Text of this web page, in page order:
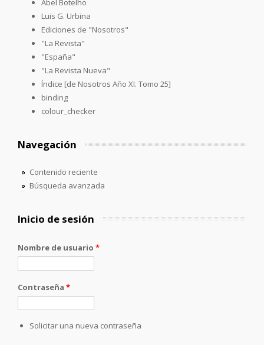
Luis G. Urbina
Ediciones de "Nosotros"
"La Revista"
"España"
"La Revista Nueva"
Índice [de Nosotros Año XI. Tomo 25]
binding
colour_checker
Navegación
Contenido reciente
Búsqueda avanzada
Inicio de sesión
Nombre de usuario *
Contraseña *
Solicitar una nueva contraseña